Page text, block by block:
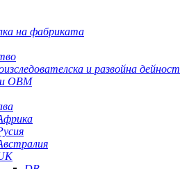
на фабриката
и развойна дейност
OBM